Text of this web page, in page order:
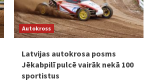
Autokross
Latvijas autokrosa posms
Jēkabpilī pulcē vairāk nekā 100
sportistus